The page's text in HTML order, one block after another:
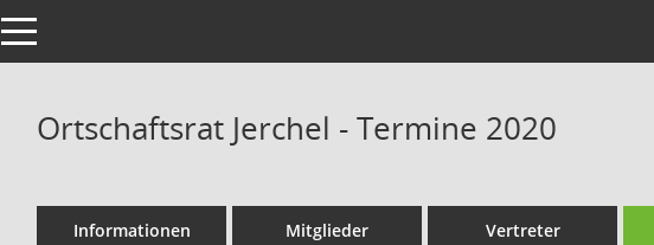
Toggle navigation
Ortschaftsrat Jerchel - Termine 2020
Informationen Mitglieder Vertreter